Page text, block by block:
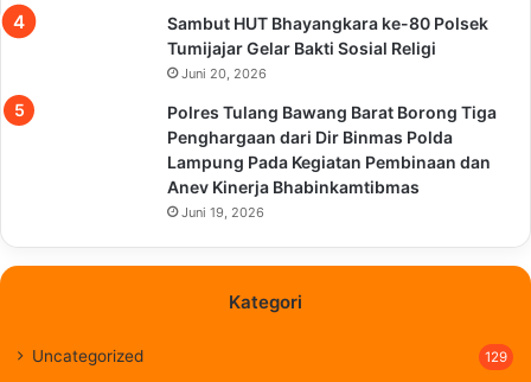
Sambut HUT Bhayangkara ke-80 Polsek
Tumijajar Gelar Bakti Sosial Religi
Juni 20, 2026
Polres Tulang Bawang Barat Borong Tiga
Penghargaan dari Dir Binmas Polda
Lampung Pada Kegiatan Pembinaan dan
Anev Kinerja Bhabinkamtibmas
Juni 19, 2026
Kategori
Uncategorized 129